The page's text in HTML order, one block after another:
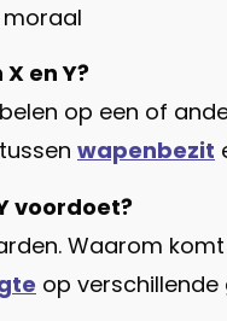
en Y?
op een of
wapenbezit
voordoet?
Waarom
op verschillende